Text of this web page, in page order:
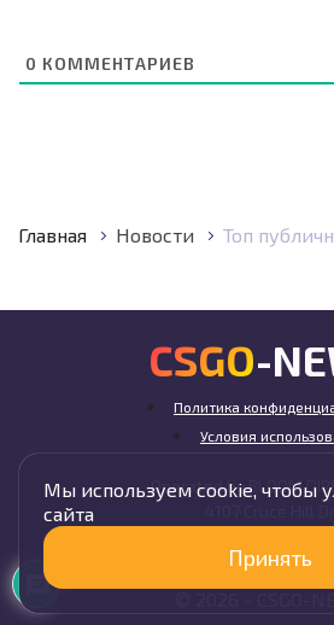
0 КОММЕНТАРИЕВ
Главная Новости Топ
CSGO-
Политика
Условия
Operated by BLOOM
Мы используем cookie, чтобы
сайта
Принять